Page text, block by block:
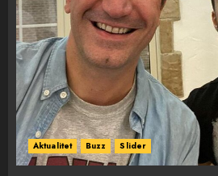
Aktualitet Buzz Slider